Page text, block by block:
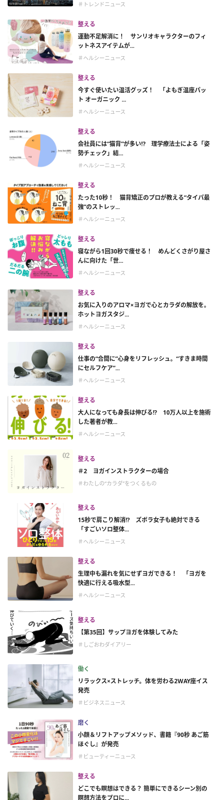
＃トレンドニュース
整える
運動不足解消に！ サンリオキャラクターのフィ
ットネスアイテムが...
＃ヘルシーニュース
整える
今すぐ使いたい温活グッズ！ 「よもぎ温座パッ
ト オーガニック ...
＃ヘルシーニュース
整える
会社員には“猫背”が多い⁉ 理学療法士による「姿
勢チェック」結...
＃ヘルシーニュース
整える
たった10秒！ 猫背矯正のプロが教える“タイパ最
強”のストレッ...
＃ヘルシーニュース
整える
寝ながら1回30秒で痩せる！ めんどくさがり屋さ
んに向けた「世...
＃ヘルシーニュース
整える
お気に入りのアロマ×ヨガで心とカラダの解放を。
ホットヨガスタジ...
＃ヘルシーニュース
整える
仕事の“合間に”心身をリフレッシュ。“すきま時間
にセルフケア”...
＃ヘルシーニュース
整える
大人になっても身長は伸びる!? 10万人以上を施術
した著者が教...
＃ヘルシーニュース
整える
＃2 ヨガインストラクターの場合
＃わたしの“カラダ”をつくるもの
整える
15秒で肩こり解消!? ズボラ女子も絶対できる
「すごいソロ整体...
＃ヘルシーニュース
整える
生理中も漏れを気にせずヨガできる！ 「ヨガを
快適に行える吸水型...
＃ヘルシーニュース
整える
【第35回】サップヨガを体験してみた
＃しごおわダイアリー
働く
リラックス×ストレッチ。体を労わる2WAY座イス
発売
＃ビジネスニュース
磨く
小顔＆リフトアップメソッド、書籍『90秒 あご筋
ほぐし』が発売
＃ビューティーニュース
整える
どこでも瞑想はできる？ 簡単にできるシーン別の
瞑想方法をプロに...